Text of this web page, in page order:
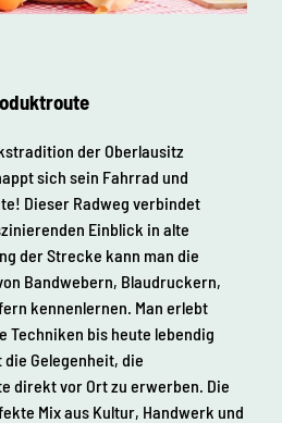
der Oberlausitz
sich sein Fahrrad und
Dieser Radweg verbindet
Einblick in alte
der Strecke kann man die
Bandwebern, Blaudruckern,
kennenlernen. Man erlebt
Techniken bis heute lebendig
Gelegenheit, die
direkt vor Ort zu erwerben. Die
Mix aus Kultur, Handwerk und